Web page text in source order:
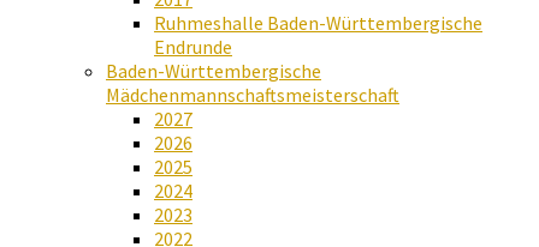
Ruhmeshalle Baden-Württembergische
Endrunde
Baden-Württembergische
Mädchenmannschaftsmeisterschaft
2027
2026
2025
2024
2023
2022